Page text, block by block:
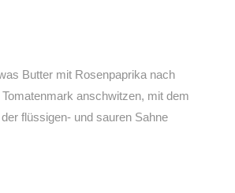
Butter mit Rosenpaprika nach
anschwitzen, mit dem
flüssigen- und sauren Sahne